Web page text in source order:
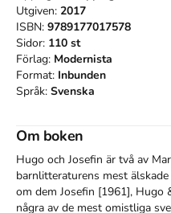
Utgiven: 2017
ISBN: 9789177017578
Sidor: 110 st
Förlag: Modernista
Format: Inbunden
Språk: Svenska
Om boken
Hugo och Josefin är två av
barnlitteraturens mest
om dem Josefin [1961], Hugo
några av de mest omistliga